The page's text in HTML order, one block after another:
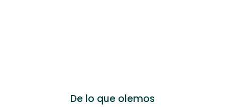
De lo que olemos